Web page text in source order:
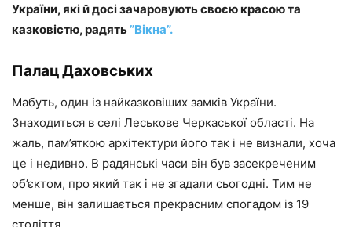
України, які й досі зачаровують своєю красою та
казковістю, радять”Вікна”.
Палац Даховських
Мабуть, один із найказковіших замків України.
Знаходиться в селі Леськове Черкаської області. На
жаль, пам’яткою архітектури його так і не визнали, хоча
це і недивно. В радянські часи він був засекреченим
об’єктом, про який так і не згадали сьогодні. Тим не
менше, він залишається прекрасним спогадом із 19